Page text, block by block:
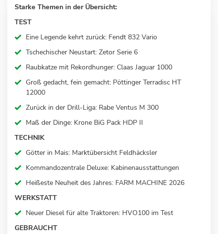
Starke Themen in der Übersicht:
TEST
Eine Legende kehrt zurück: Fendt 832 Vario
Tschechischer Neustart: Zetor Serie 6
Raubkatze mit Rekordhunger: Claas Jaguar 1000
Groß gedacht, fein gemacht: Pöttinger Terradisc HT
12000
Zurück in der Drill-Liga: Rabe Ventus M 300
Maß der Dinge: Krone BiG Pack HDP II
TECHNIK
Götter in Mais: Marktübersicht Feldhäcksler
Kommandozentrale Deluxe: Kabinenausstattungen
Heißeste Neuheit des Jahres: FARM MACHINE 2026
WERKSTATT
Neuer Diesel für alte Traktoren: HVO100 im Test
GEBRAUCHT